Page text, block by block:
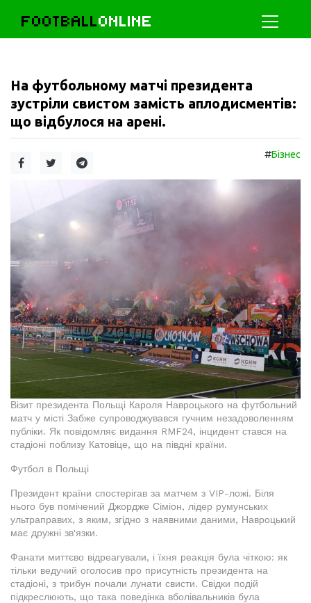
FOOTBALLONLINE
На футбольному матчі президента
зустріли свистом замість аплодисментів:
що відбулося на арені.
#Бізнес
Візит президента Польщі Кароля Навроцького на футбольний
матч у місті Забже супроводжувався гучним незадоволенням
публіки. Як повідомляє видання RMF24, інцидент стався на
стадіоні поблизу Катовіце, що на півдні країни.
Футбол в Польщі
Президент країни спостерігав за матчем з VIP-ложі. Біля
нього був помічений Джордже Сіміон, лідер румунських
ультраправих, з яким, згідно з наявними даними, Навроцький
має дружні зв'язки.
Фанати миттєво відреагували, і їхня реакція була чіткою: як
тільки ведучий оголосив про присутність президента на
стадіоні, з трибун почали лунати свисти. Свідки подій
підкреслюють, що така поведінка вболівальників була